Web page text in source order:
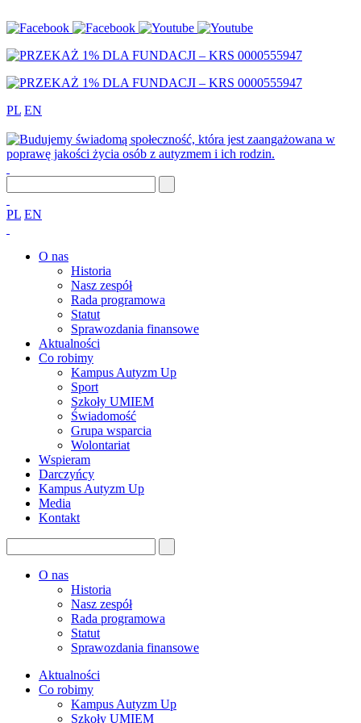
PL EN
PL EN
O nas
Historia
Nasz zespół
Rada programowa
Statut
Sprawozdania finansowe
Aktualności
Co robimy
Kampus Autyzm Up
Sport
Szkoły UMIEM
Świadomość
Grupa wsparcia
Wolontariat
Wspieram
Darczyńcy
Kampus Autyzm Up
Media
Kontakt
O nas
Historia
Nasz zespół
Rada programowa
Statut
Sprawozdania finansowe
Aktualności
Co robimy
Kampus Autyzm Up
Szkoły UMIEM